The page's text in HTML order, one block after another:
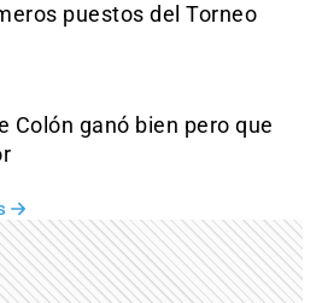
puestos del Torneo
Colón ganó bien pero que